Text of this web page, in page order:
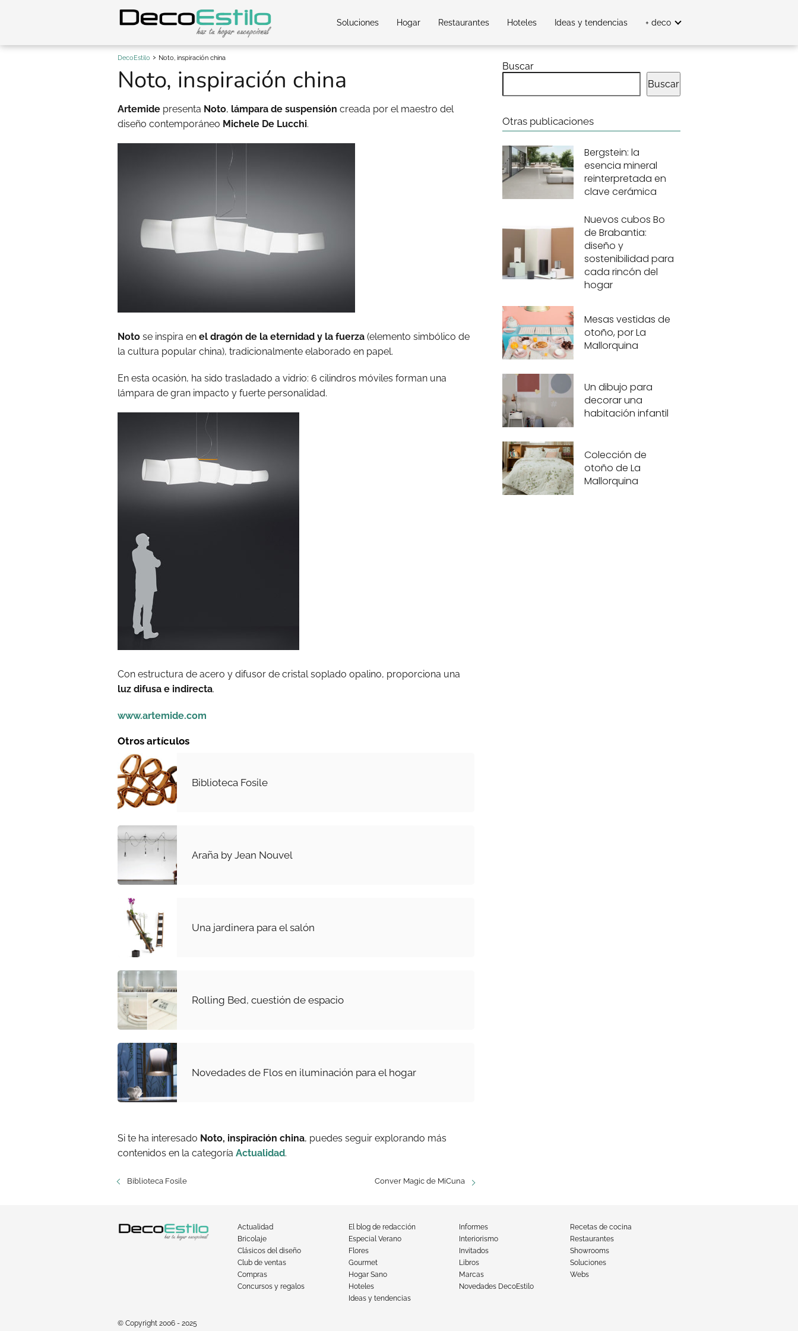
Soluciones Hogar Restaurantes Hoteles Ideas y tendencias + deco
DecoEstilo Noto, inspiración china
Noto, inspiración china
Artemide presenta Noto, lámpara de suspensión creada por el maestro del
diseño contemporáneo Michele De Lucchi.
Noto se inspira en el dragón de la eternidad y la fuerza (elemento simbólico de
la cultura popular china), tradicionalmente elaborado en papel.
En esta ocasión, ha sido trasladado a vidrio: 6 cilindros móviles forman una
lámpara de gran impacto y fuerte personalidad.
Con estructura de acero y difusor de cristal soplado opalino, proporciona una
luz difusa e indirecta.
www.artemide.com
Otros artículos
Biblioteca Fosile
Araña by Jean Nouvel
Una jardinera para el salón
Rolling Bed, cuestión de espacio
Novedades de Flos en iluminación para el hogar
Si te ha interesado Noto, inspiración china, puedes seguir explorando más
contenidos en la categoría Actualidad.
Biblioteca Fosile Conver Magic de MiCuna
Buscar
Buscar
Otras publicaciones
Bergstein: la
esencia mineral
reinterpretada en
clave cerámica
Nuevos cubos Bo
de Brabantia:
diseño y
sostenibilidad para
cada rincón del
hogar
Mesas vestidas de
otoño, por La
Mallorquina
Un dibujo para
decorar una
habitación infantil
Colección de
otoño de La
Mallorquina
Actualidad
Bricolaje
Clásicos del diseño
Club de ventas
Compras
Concursos y regalos
El blog de redacción
Especial Verano
Flores
Gourmet
Hogar Sano
Hoteles
Ideas y tendencias
Informes
Interiorismo
Invitados
Libros
Marcas
Novedades DecoEstilo
Recetas de cocina
Restaurantes
Showrooms
Soluciones
Webs
© Copyright 2006 - 2025